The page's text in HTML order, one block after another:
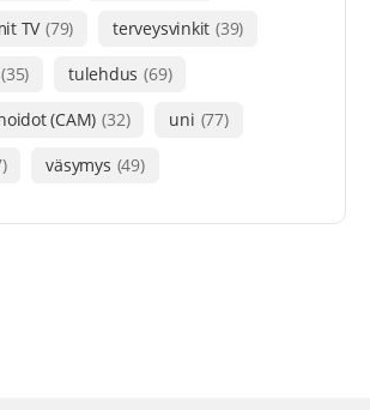
TV (79) terveysvinkit (39)
(35) tulehdus (69)
(CAM) (32) uni (77)
väsymys (49)